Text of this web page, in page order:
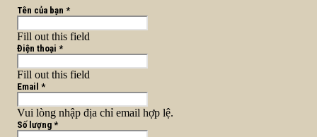
Tên của bạn *
Fill out this field
Điện thoại *
Fill out this field
Email *
Vui lòng nhập địa chỉ email hợp lệ.
Số lượng *